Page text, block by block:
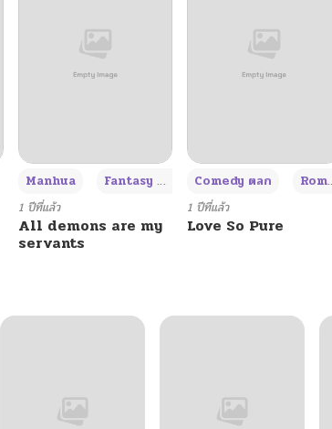
10/24/
Manhua Fantasy แฟนตาซี +3
1 ปีที่แล้ว
All demons are my
servants
Comedy ตลก Romance โรแมนซ์
1 ปีที่แล้ว
Love So Pure